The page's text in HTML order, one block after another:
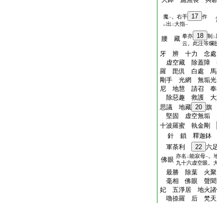
魔一 。右手 17 作
レ出 二大指一
腰 藏 拳亦 18 制 二
云。此注等爛
牙 辨 十力 念
虚空藏 除蓋障
羅 毘倶 白處
剛手 光網 無垢
尼 地慧 請召 奉
除惡趣 救護
思議 地藏 20 旗
堅固 虚空無
十波羅蜜 執金剛
針 鎖 釋迦鉢
軍荼利
22 六
佛眼 亦名 二能寂母一 。
九十六虚空眼。
最勝 除葉 火
毫相 佛眼 聲
妃 五淨居 地火
嚕捺羅 后 梵天